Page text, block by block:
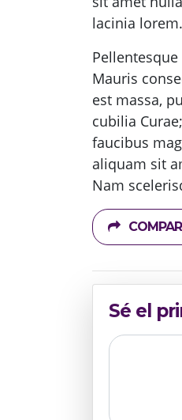
lacinia
Mauris
est massa,
cubilia
faucibus
aliquam sit
Nam
Sé el